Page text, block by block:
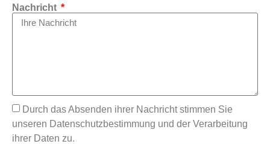
Nachricht
Durch das Absenden ihrer Nachricht stimmen Sie
unseren Datenschutzbestimmung und der Verarbeitung
ihrer Daten zu.